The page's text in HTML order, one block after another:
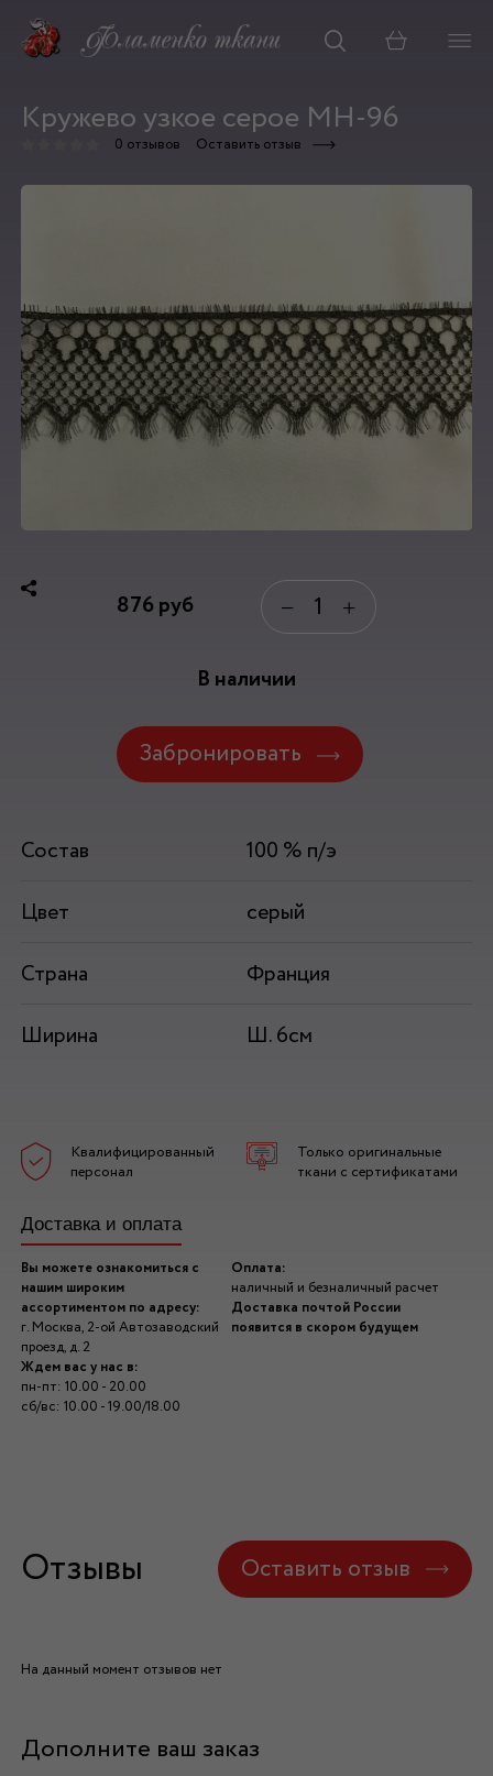
Корзина
Кружево узкое серое MH-96
0 отзывов Оставить отзыв
876руб − +
В наличии
Забронировать
Состав
100 % п/э
Цвет
серый
Страна
Франция
Ширина
Ш. 6см
Квалифицированный
персонал
Только оригинальные
ткани с сертификатами
Доставка и оплата
Вы можете ознакомиться с
нашим широким
ассортиментом по адресу:
г. Москва, 2-ой Автозаводский
проезд, д. 2
Ждем вас у нас в:
пн-пт: 10.00 - 20.00
сб/вс: 10.00 - 19.00/18.00
Оплата:
наличный и безналичный расчет
Доставка почтой России
появится в скором будущем
Отзывы Оставить отзыв
На данный момент отзывов нет
Дополните ваш заказ